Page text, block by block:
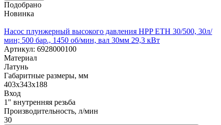
Подобрано
Новинка
Насос плунжерный высокого давления HPP ETH 30/500, 30л/
мин; 500 бар., 1450 об/мин, вал 30мм 29,3 кВт
Артикул: 6928000100
Материал
Латунь
Габаритные размеры, мм
403x343x188
Вход
1" внутренняя резьба
Производительность, л/мин
30